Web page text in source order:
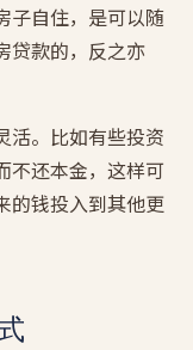
子自住，是可以随
贷款的，反之亦
活。比如有些投资
不还本金，这样可
的钱投入到其他更